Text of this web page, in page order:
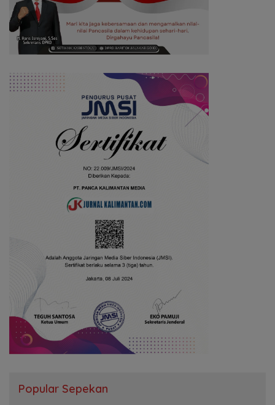
Popular Sepekan